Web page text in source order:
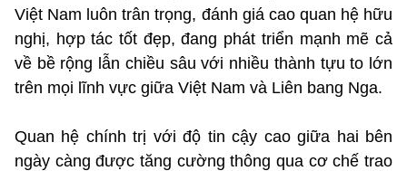
Việt Nam luôn trân trọng, đánh giá cao quan hệ hữu
nghị, hợp tác tốt đẹp, đang phát triển mạnh mẽ cả
về bề rộng lẫn chiều sâu với nhiều thành tựu to lớn
trên mọi lĩnh vực giữa Việt Nam và Liên bang Nga.
Quan hệ chính trị với độ tin cậy cao giữa hai bên
ngày càng được tăng cường thông qua cơ chế trao